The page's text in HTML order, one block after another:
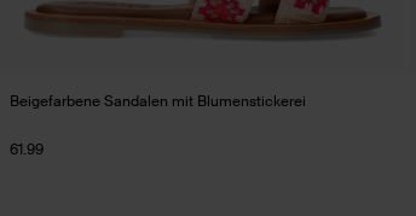
Beigefarbene Sandalen mit Blumenstickerei
61.99